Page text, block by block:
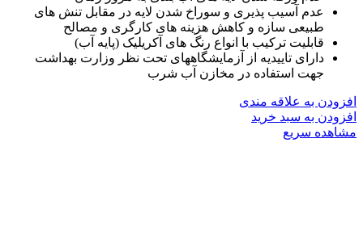
عدم آسیب پذیری و سوراخ شدن لایه در مقابل تنش های
طبیعی سازه و کاهش هزینه های کارگری و مصالح
قابلیت ترکیب با انواع رنگ های آکریلیک (پایه آب)
دارای تاییدیه از آزمایشگاههای تحت نظر وزارت بهداشت
جهت استفاده در مخازن آب شرب
افزودن به علاقه مندی
افزودن به سبد خرید
مشاهده سریع